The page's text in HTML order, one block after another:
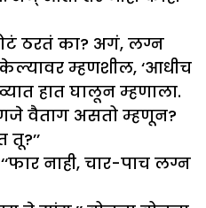
ठरतं का? अगं, लग्न
म्हणशील, ‘आधीच
हात घालून म्हणाला.
वैताग असतो म्हणून?
नाही, चार-पाच लग्न